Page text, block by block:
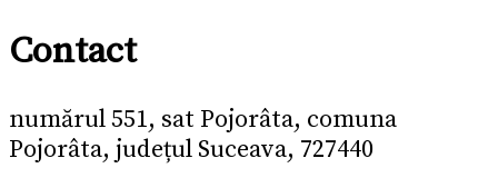
Contact
numărul 551, sat Pojorâta, comuna
Pojorâta, județul Suceava, 727440